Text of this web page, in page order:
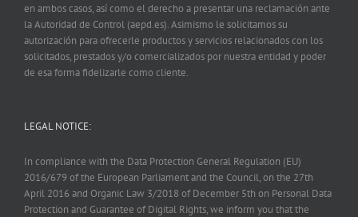
en ambos casos, así como el derecho a presentar una reclamación ante
la Autoridad de Control (aepd.es). Asimismo le solicitamos su
autorización para ofrecerle productos y servicios relacionados con los
solicitados, prestados y/o comercializados por nuestra entidad y poder
de esa forma fidelizarle como cliente.
LEGAL NOTICE:
In compliance with the Data Protection General Regulation (EU)
2016/679 of the European Parliament and the Council, on the 27th
April 2016 and Organic Law 3/2018 of December 5th on Personal Data
Protection and Guarantee of Digital Rights, we inform you that the